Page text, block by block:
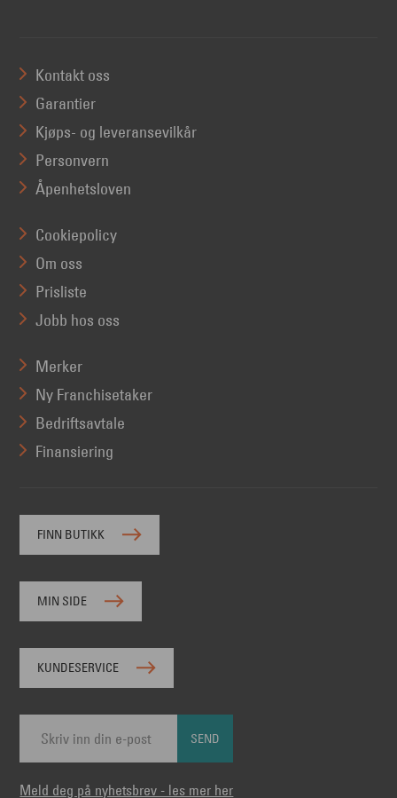
Kontakt oss
Garantier
Kjøps- og leveransevilkår
Personvern
Åpenhetsloven
Cookiepolicy
Om oss
Prisliste
Jobb hos oss
Merker
Ny Franchisetaker
Bedriftsavtale
Finansiering
FINN BUTIKK
MIN SIDE
KUNDESERVICE
SEND
Meld deg på nyhetsbrev - les mer her